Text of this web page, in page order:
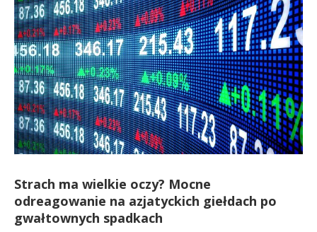
Strach ma wielkie oczy? Mocne
odreagowanie na azjatyckich giełdach po
gwałtownych spadkach